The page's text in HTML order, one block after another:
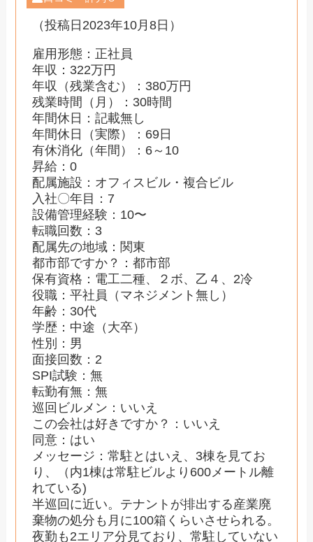
（投稿日2023年10月8日）
雇用形態：正社員
年収：322万円
年収（残業含む）：380万円
残業時間（月）：30時間
年間休日：記載無し
年間休日（実際）：69日
有休消化（年間）：6～10
昇給：0
配属施設：オフィスビル・複合ビル
入社〇年目：7
設備管理経験：10〜
転職回数：3
配属先の地域：関東
都市部ですか？：都市部
保有資格：電工二種、２ボ、乙４、2冷
役職：平社員（マネジメント無し）
年齢：30代
学歴：中途（大卒）
性別：男
面接回数：2
SPI試験：無
転勤有無：無
巡回ビルメン：いいえ
この会社は好きですか？：いいえ
同意：はい
メッセージ：常駐とはいえ、3棟を見てお
り、（内1棟は常駐ビルより600メートル離
れている)
半巡回に近い。テナントが排出する産業廃
棄物の処分も月に100箱くらいさせられる。
夜勤も2エリア分見ており、常駐していない